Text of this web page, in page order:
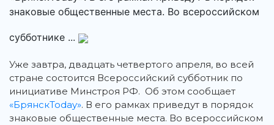
знаковые общественные места. Во всероссийском
субботнике ...
Уже завтра, двадцать четвертого апреля, во всей
стране состоится Всероссийский субботник по
инициативе Минстроя РФ. Об этом сообщает
«БрянскToday». В его рамках приведут в порядок
знаковые общественные места. Во всероссийском